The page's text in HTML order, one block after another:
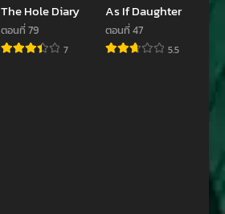
ตอนที่ 83
พฤศจิกายน 30, 2023
The Hole Diary
ตอนที่ 79
7
As If Daughter
ตอนที่ 47
5.5